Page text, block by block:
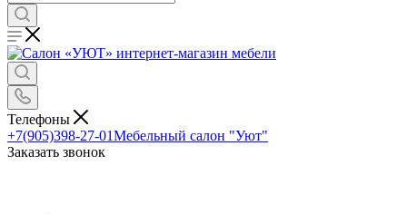
Телефоны
+7(905)398-27-01Мебельный салон "Уют"
Заказать звонок